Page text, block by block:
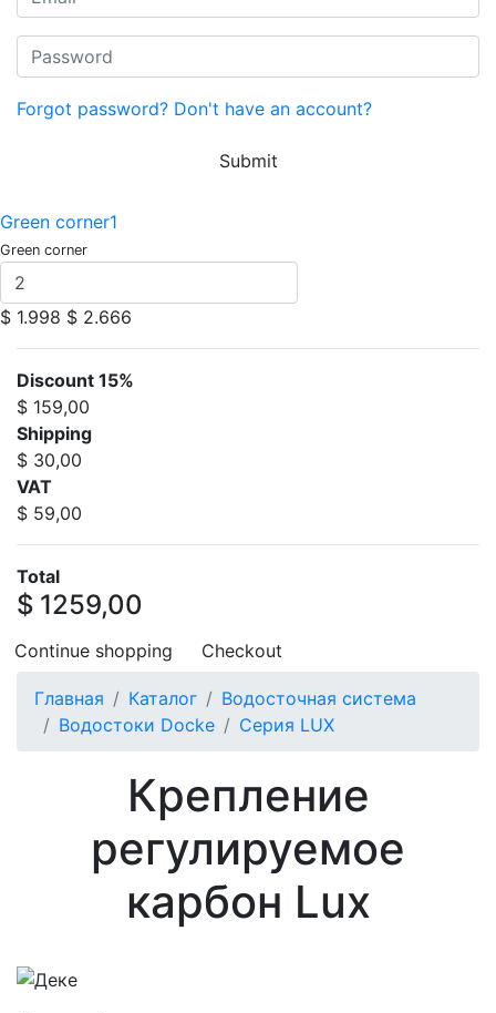
Forgot password? Don't have an account?
Submit
Green corner1
Green corner
$ 1.998 $ 2.666
Discount 15%
$ 159,00
Shipping
$ 30,00
VAT
$ 59,00
Total
$ 1259,00
Continue shopping Checkout
Главная Каталог
Водосточная система
Водостоки Docke
Серия LUX
Крепление
регулируемое
карбон Lux